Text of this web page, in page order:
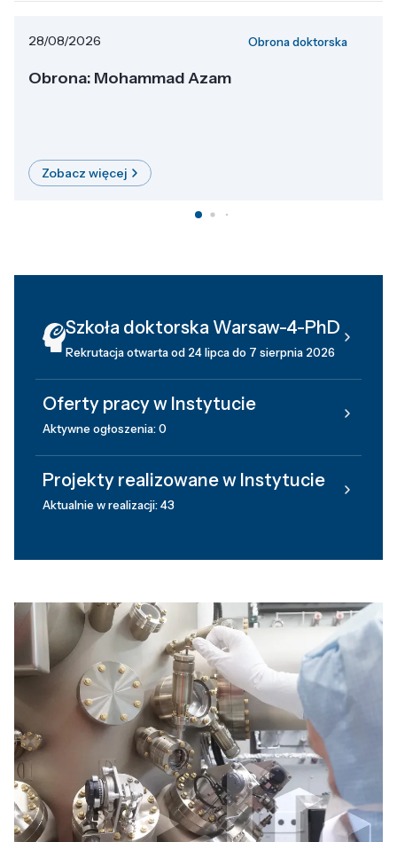
28/08/2026 Obrona doktorska
Obrona: Mohammad Azam
Zobacz więcej
Szkoła doktorska Warsaw-4-PhD
Rekrutacja otwarta od 24 lipca do 7 sierpnia 2026
Oferty pracy w Instytucie
Aktywne ogłoszenia: 0
Projekty realizowane w Instytucie
Aktualnie w realizacji: 43